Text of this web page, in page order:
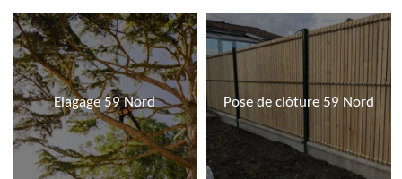
Elagage 59 Nord Pose de clôture 59 Nord